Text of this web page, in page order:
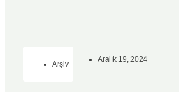
Arşiv
Aralık 19, 2024